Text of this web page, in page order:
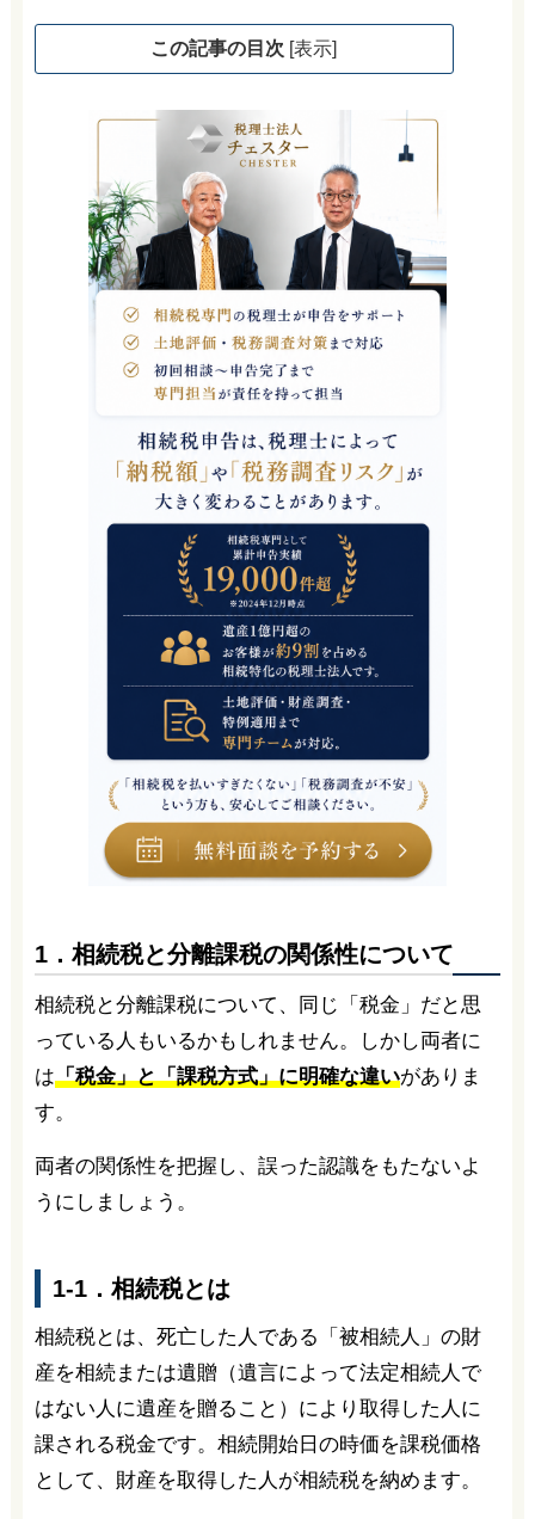
この記事の目次 [表示]
1．相続税と分離課税の関係性について
相続税と分離課税について、同じ「税金」だと思
っている人もいるかもしれません。しかし両者に
は「税金」と「課税方式」に明確な違いがありま
す。
両者の関係性を把握し、誤った認識をもたないよ
うにしましょう。
1-1．相続税とは
相続税とは、死亡した人である「被相続人」の財
産を相続または遺贈（遺言によって法定相続人で
はない人に遺産を贈ること）により取得した人に
課される税金です。相続開始日の時価を課税価格
として、財産を取得した人が相続税を納めます。